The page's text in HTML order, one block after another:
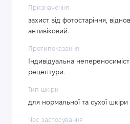
Призначення
захист від фотостаріння,
антивіковий.
Протипоказання
Індивідуальна
рецептури.
Тип шкіри
для нормальної та сухої шкіри
Час застосування